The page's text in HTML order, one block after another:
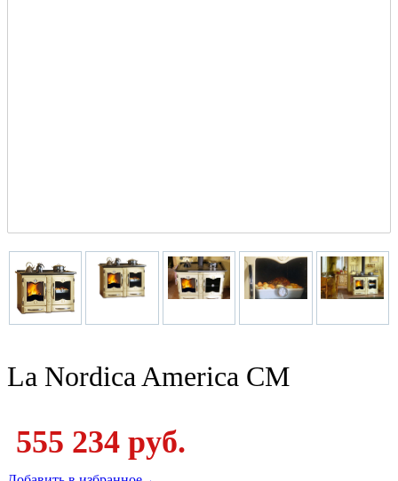
La Nordica America CM
555 234 руб.